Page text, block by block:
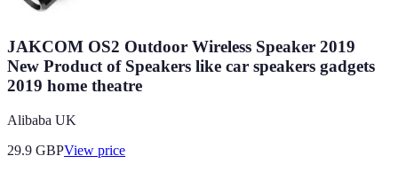
JAKCOM OS2 Outdoor Wireless Speaker 2019
New Product of Speakers like car speakers gadgets
2019 home theatre
Alibaba UK
29.9 GBPView price